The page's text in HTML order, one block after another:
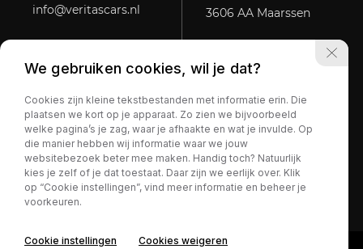
info@veritascars.nl
3606 AA Maarssen
Openingstijden.
Ma t/m vr:
10:00 - 20:00
Za:
10:00 - 17:00
Zo:
Op afspraak
Privacy Policy
We gebruiken cookies, wil je dat?
Cookies zijn kleine tekstbestanden met informatie erin. Die
plaatsen we kort op je apparaat. Zo zien we bijvoorbeeld
welke pagina’s je zag, waar je afhaakte en wat je invulde. Op
die manier hebben wij informatie waar we jouw
websitebezoek beter mee maken. Handig toch? Natuurlijk
kies je zelf of je dat toestaat. Daar zijn we eerlijk over. Klik
op “Cookie instellingen”, vind meer informatie en beheer je
voorkeuren.
Cookie instellingen Cookies weigeren